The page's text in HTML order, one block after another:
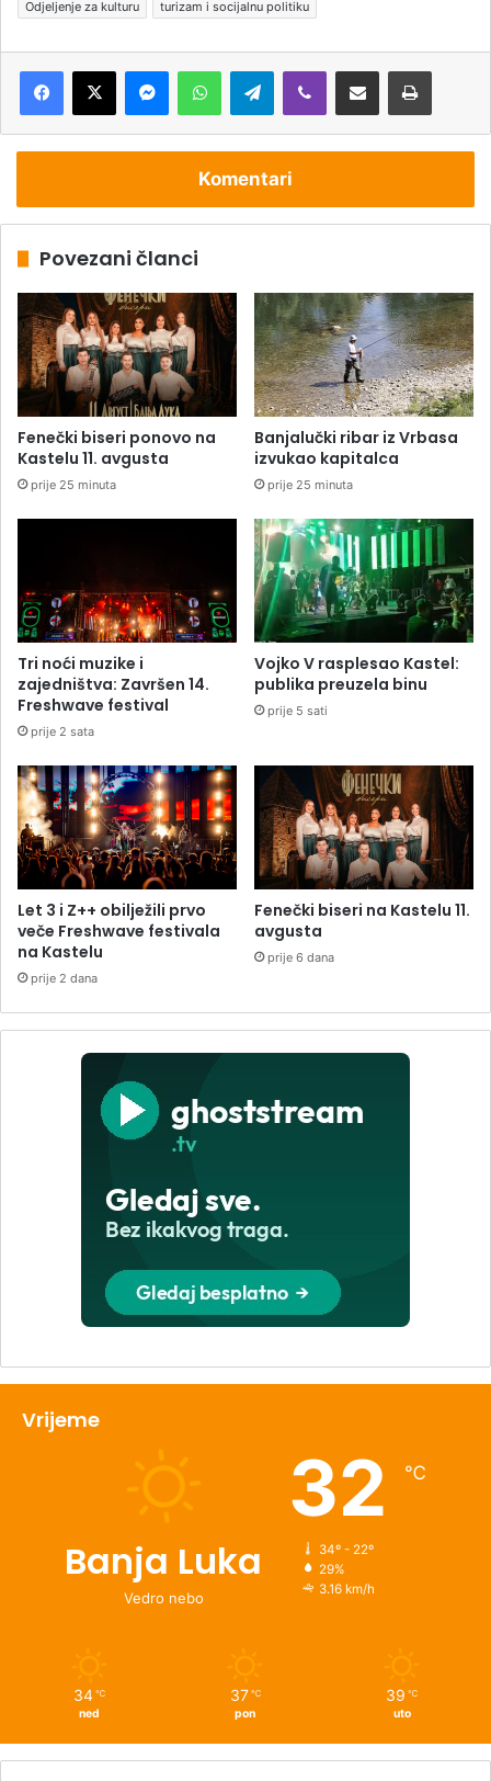
Odjeljenje za kulturu turizam i socijalnu politiku
Telegram
Komentari
Povezani članci
Fenečki biseri ponovo na
Kastelu 11. avgusta
prije 25 minuta
Banjalučki ribar iz Vrbasa
izvukao kapitalca
prije 25 minuta
Tri noći muzike i
zajedništva: Završen 14.
Freshwave festival
prije 2 sata
Vojko V rasplesao Kastel:
publika preuzela binu
prije 5 sati
Let 3 i Z++ obilježili prvo
veče Freshwave festivala
na Kastelu
prije 2 dana
Fenečki biseri na Kastelu 11.
avgusta
prije 6 dana
Vrijeme
Banja Luka
Vedro nebo
32 ℃
34º - 22º
29%
3.16 km/h
34 ℃
ned
37 ℃
pon
39 ℃
uto